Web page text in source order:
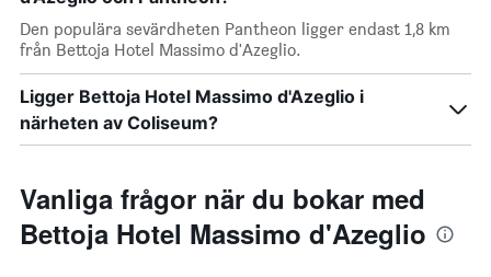
Den populära sevärdheten Pantheon ligger endast 1,8 km
från Bettoja Hotel Massimo d'Azeglio.
Ligger Bettoja Hotel Massimo d'Azeglio i
närheten av Coliseum?
Vanliga frågor när du bokar med
Bettoja Hotel Massimo d'Azeglio